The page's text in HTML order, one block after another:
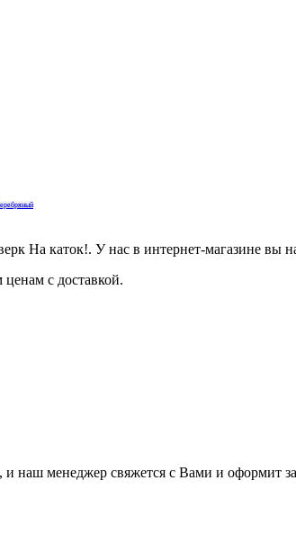
На каток!. У нас в интернет-магазине
с доставкой.
наш менеджер свяжется с Вами и оформит